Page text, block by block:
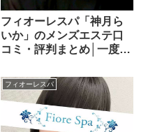
フィオーレスパ「神月ら
いか」のメンズエステ口
コミ・評判まとめ│一度は
われる理由とは？
フィオーレスパ